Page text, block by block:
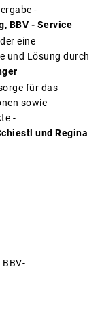
-
BBV - Service
eine
und Lösung durch
für das
sowie
-
und Regina